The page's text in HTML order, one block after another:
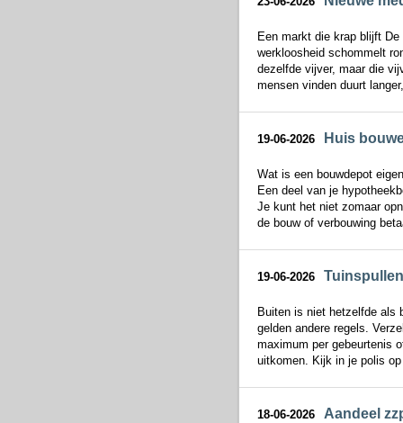
Een markt die krap blijft
werkloosheid schommelt
dezelfde vijver, maar die
mensen vinden duurt
19-06-2026 Huis
Wat is een bouwdepot
Een deel van je
Je kunt het niet zomaar
de bouw of verbouwing
19-06-2026
Buiten is niet hetzelfde als
gelden andere regels.
maximum per gebeurtenis
uitkomen. Kijk in je polis
18-06-2026 Aandeel